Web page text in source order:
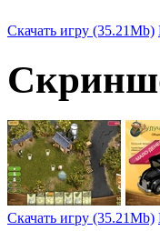
Скачать игру (35.21Mb)
Скачать игру (35.21Mb)